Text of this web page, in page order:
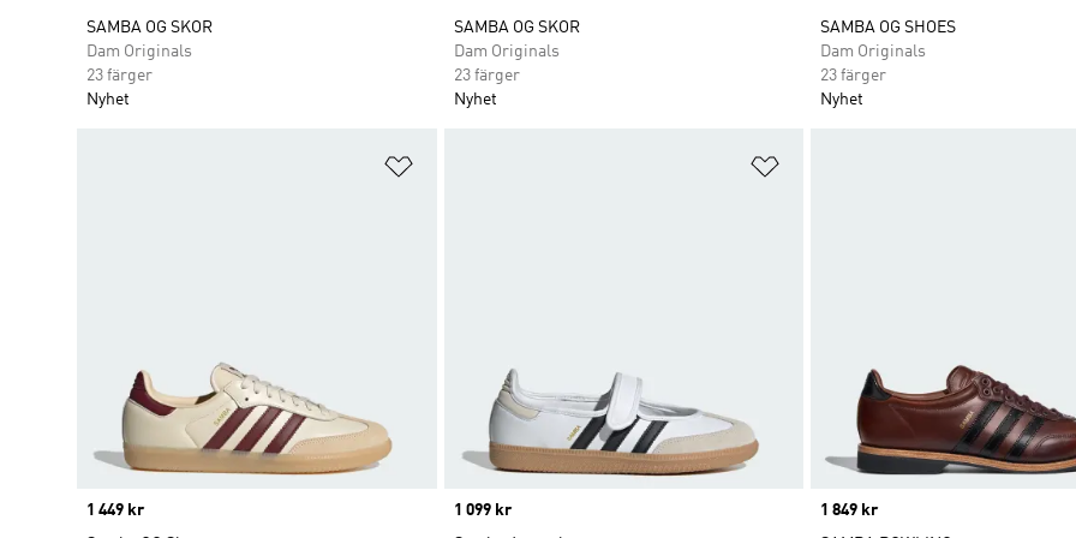
SAMBA OG SKOR
Dam Originals
23 färger
Nyhet
SAMBA OG SKOR
Dam Originals
23 färger
Nyhet
SAMBA OG SHOES
Dam Originals
23 färger
Nyhet
Price
1 449 kr
Price
1 099 kr
Price
1 849 kr